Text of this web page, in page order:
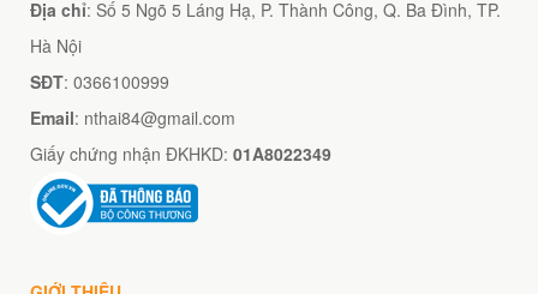
Địa chỉ: Số 5 Ngõ 5 Láng Hạ, P. Thành Công, Q. Ba Đình, TP.
Hà Nội
SĐT: 0366100999
Email: nthai84@gmail.com
Giấy chứng nhận ĐKHKD: 01A8022349